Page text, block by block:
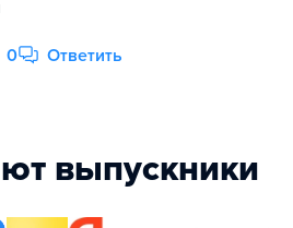
0 Ответить
выпускники